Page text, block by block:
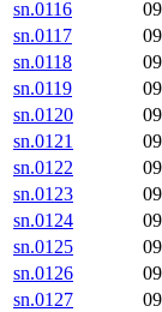
sn.0116
sn.0117
sn.0118
sn.0119
sn.0120
sn.0121
sn.0122
sn.0123
sn.0124
sn.0125
sn.0126
sn.0127